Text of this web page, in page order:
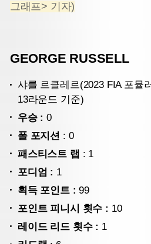
그래프> 기자)
GEORGE RUSSELL
샤를 르클레르(2023 FIA 포뮬
13라운드 기준)
우승 :0
폴 포지션 : 0
패스티스트 랩 : 1
포디엄 : 1
획득 포인트 :99
포인트 피니시 횟수 : 10
레이드 리드 횟수 : 1